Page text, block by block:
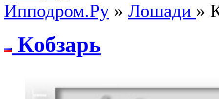
Ипподром.Ру » Лошади »
Кoбзaрь